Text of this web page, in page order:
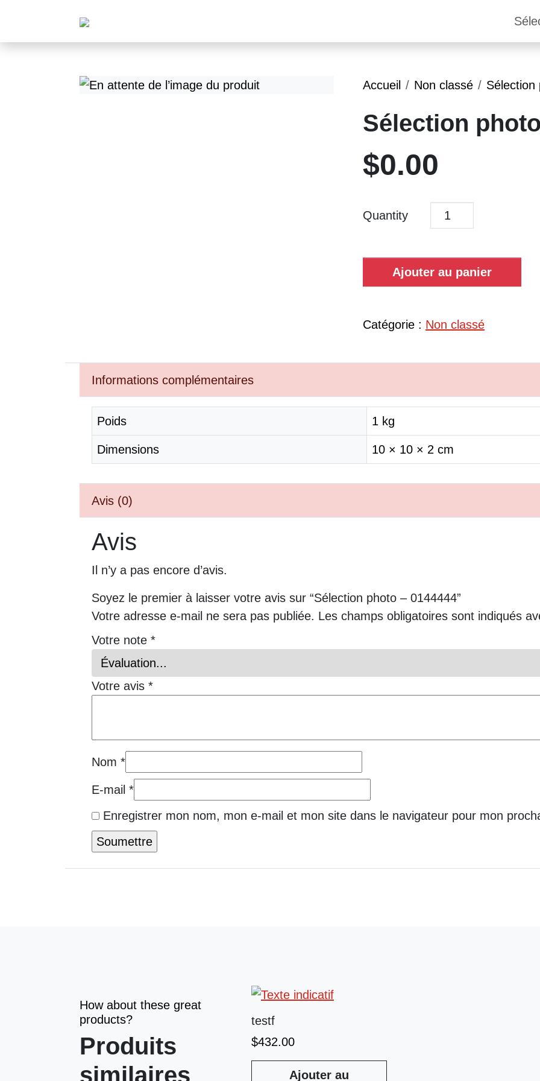
Accueil Non classé Sélection
Sélection
$0.00
Quantity
Ajouter au panier
Catégorie : Non classé
Informations complémentaires
Poids 1 kg
Dimensions 10 × 10 × 2 cm
Avis (0)
Avis
Il n’y a pas encore d’avis.
Soyez le premier à laisser votre avis sur “Sélection photo – 0144444”
Votre adresse e-mail ne sera pas publiée. Les champs obligatoires sont indiqués
Votre note *
Votre avis *
Nom *
E-mail *
Enregistrer mon nom, mon e-mail et mon site dans le navigateur pour mon
How about these great
products?
Produits
similaires
testf
$432.00
Ajouter au